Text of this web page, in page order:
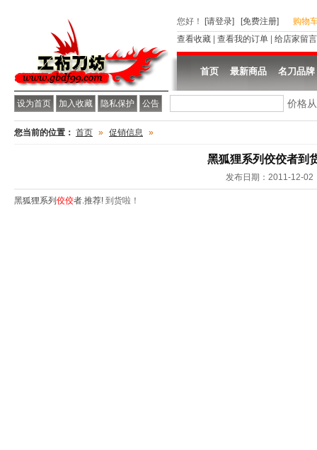
设为首页 加入收藏 隐私保护 公告
您好 ！ [请登录] [免费注册]
购物
查看收藏
查看我的订单 给店家留言
首页 最新商品 名刀品牌
价格
您当前的位置： 首页 » 促销信息 »
黑狐狸系列佼佼者到
发布日期：2011-12-02
黑狐狸系列 佼佼者.推荐! 到货啦！